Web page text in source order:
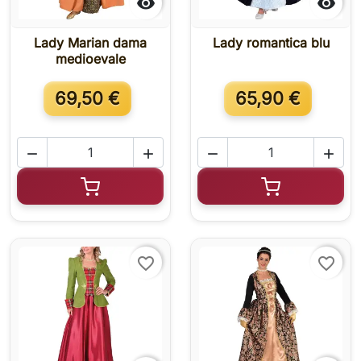
Lady Marian dama
medioevale
69,50 €


Aggiungi al carrello
Lady romantica blu
65,90 €


Aggiungi al
favorite_border favorite_border